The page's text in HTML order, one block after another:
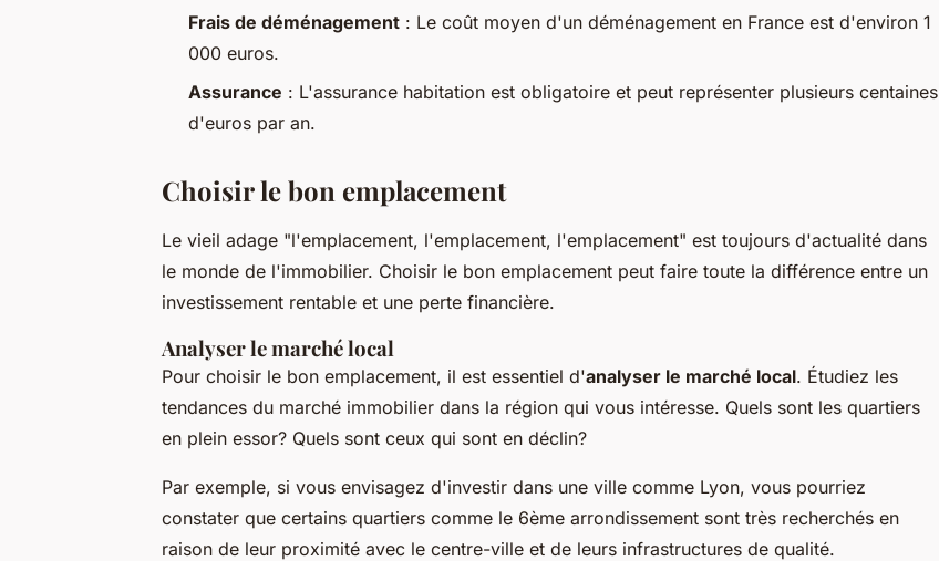
Frais de déménagement : Le coût moyen d'un déménagement en France est d'environ 1
000 euros.
Assurance : L'assurance habitation est obligatoire et peut représenter plusieurs centaines
d'euros par an.
Choisir le bon emplacement
Le vieil adage "l'emplacement, l'emplacement, l'emplacement" est toujours d'actualité dans
le monde de l'immobilier. Choisir le bon emplacement peut faire toute la différence entre un
investissement rentable et une perte financière.
Analyser le marché local
Pour choisir le bon emplacement, il est essentiel d'analyser le marché local. Étudiez les
tendances du marché immobilier dans la région qui vous intéresse. Quels sont les quartiers
en plein essor? Quels sont ceux qui sont en déclin?
Par exemple, si vous envisagez d'investir dans une ville comme Lyon, vous pourriez
constater que certains quartiers comme le 6ème arrondissement sont très recherchés en
raison de leur proximité avec le centre-ville et de leurs infrastructures de qualité.